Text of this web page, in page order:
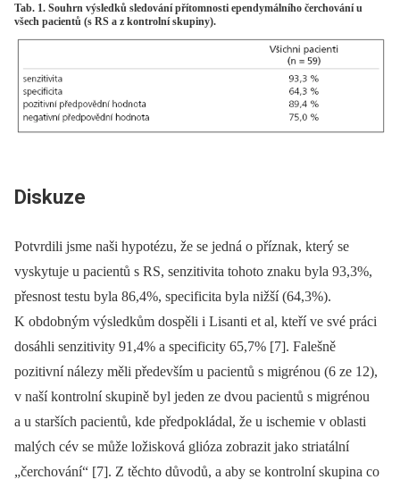
Tab. 1. Souhrn výsledků sledování přítomnosti ependymálního čerchování u
všech pacientů (s RS a z kontrolní skupiny).
Diskuze
Potvrdili jsme naši hypotézu, že se jedná o příznak, který se
vyskytuje u pacientů s RS, senzitivita tohoto znaku byla 93,3%,
přesnost testu byla 86,4%, specificita byla nižší (64,3%).
K obdobným výsledkům dospěli i Lisanti et al, kteří ve své práci
dosáhli senzitivity 91,4% a specificity 65,7% [7]. Falešně
pozitivní nálezy měli především u pacientů s migrénou (6 ze 12),
v naší kontrolní skupině byl jeden ze dvou pacientů s migrénou
a u starších pacientů, kde předpokládal, že u ischemie v oblasti
malých cév se může ložisková glióza zobrazit jako striatální
„čerchování“ [7]. Z těchto důvodů, a aby se kontrolní skupina co